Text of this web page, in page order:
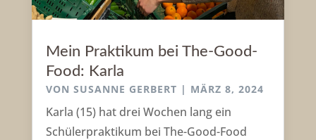
Mein Praktikum bei The-Good-
Food: Karla
VON SUSANNE GERBERT | MÄRZ 8, 2024
Karla (15) hat drei Wochen lang ein
Schülerpraktikum bei The-Good-Food